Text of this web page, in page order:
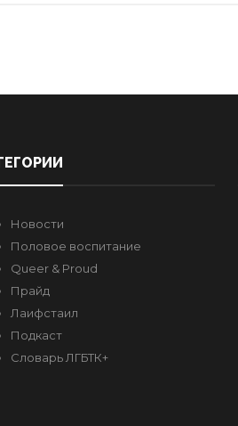
Новости
Половое воспитание
Queer & Proud
Прайд
Лаифстаил
Подкаст
Словарь ЛГБТК+